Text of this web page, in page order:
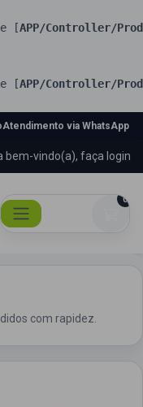
[APP/Controller/
[APP/Controller/
Atendimento via WhatsApp
bem-vindo(a), faça login
0
com rapidez.